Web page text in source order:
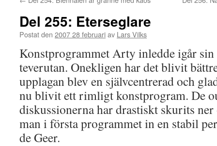
Del 255: Eterseglare
Postat den 2007 28 februariav Lars Vilks
Konstprogrammet Arty inledde igår sin
teverutan. Onekligen har det blivit
upplagan blev en självcentrerad och
nu blivit ett rimligt konstprogram. De
diskussionerna har drastiskt skurits ner
man i första programmet in en stabil
de Geer.